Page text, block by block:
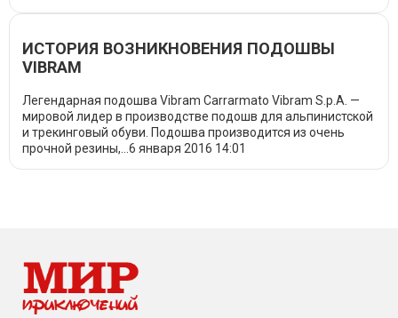
ИСТОРИЯ ВОЗНИКНОВЕНИЯ ПОДОШВЫ
VIBRAM
Легендарная подошва Vibram Carrarmato Vibram S.p.A. —
мировой лидер в производстве подошв для альпинистской
и трекинговый обуви. Подошва производится из очень
прочной резины,... 6 января 2016 14:01